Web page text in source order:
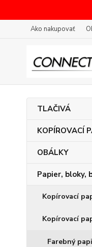
Ako nakupovať
TLAČIVÁ
KOPÍROVACÍ
OBÁLKY
Papier, bloky,
Kopírovací
Kopírovací
Farebný